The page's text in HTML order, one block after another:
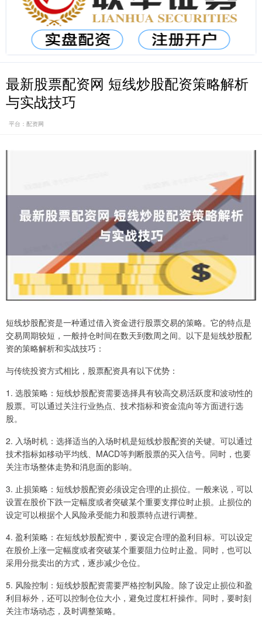
最新股票配资网 短线炒股配资策略解析
与实战技巧
平台：配资网
短线炒股配资是一种通过借入资金进行股票交易的策略。它的特点是
交易周期较短，一般持仓时间在数天到数周之间。以下是短线炒股配
资的策略解析和实战技巧：
与传统投资方式相比，股票配资具有以下优势：
1. 选股策略：短线炒股配资需要选择具有较高交易活跃度和波动性的
股票。可以通过关注行业热点、技术指标和资金流向等方面进行选
股。
2. 入场时机：选择适当的入场时机是短线炒股配资的关键。可以通过
技术指标如移动平均线、MACD等判断股票的买入信号。同时，也要
关注市场整体走势和消息面的影响。
3. 止损策略：短线炒股配资必须设定合理的止损位。一般来说，可以
设置在股价下跌一定幅度或者突破某个重要支撑位时止损。止损位的
设定可以根据个人风险承受能力和股票特点进行调整。
4. 盈利策略：在短线炒股配资中，要设定合理的盈利目标。可以设定
在股价上涨一定幅度或者突破某个重要阻力位时止盈。同时，也可以
采用分批卖出的方式，逐步减少仓位。
5. 风险控制：短线炒股配资需要严格控制风险。除了设定止损位和盈
利目标外，还可以控制仓位大小，避免过度杠杆操作。同时，要时刻
关注市场动态，及时调整策略。